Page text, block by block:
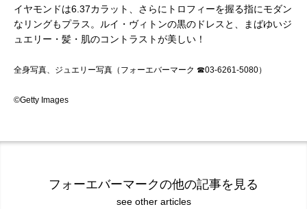
イヤモンドは6.37カラット、さらにトロフィーを握る指にモダン
なリングもプラス。ルイ・ヴィトンの黒のドレスと、まばゆいジ
ュエリー・髪・肌のコントラストが美しい！
全身写真、ジュエリー写真（フォーエバーマーク ☎03-6261-5080）
©Getty Images
フォーエバーマークの他の記事を見る
see other articles